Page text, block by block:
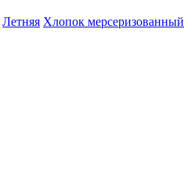
Летняя Хлопок мерсеризованный